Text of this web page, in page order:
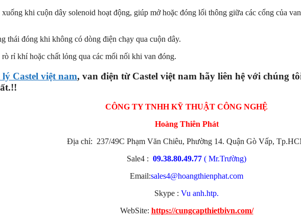
khi cuộn dây solenoid hoạt động, giúp mở hoặc đóng lối thông giữa các cổng của
thái đóng khi không có dòng điện chạy qua cuộn dây.
rỉ khí hoặc chất lỏng qua các mối nối khi van đóng.
Castel việt nam, van điện từ Castel việt nam hãy liên hệ với chúng
CÔNG TY TNHH KỸ THUẬT CÔNG NGHỆ
Hoàng Thiên Phát
Địa chỉ: 237/49C Phạm Văn Chiêu, Phường 14. Quận Gò Vấp,
Sale4 : 09.38.80.49.77 ( Mr.Trường)
Email:sales4@hoangthienphat.com
Skype : Vu anh.htp.
WebSite: https://cungcapthietbivn.com/